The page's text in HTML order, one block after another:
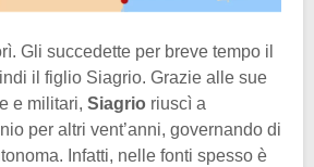
Gli succedette per breve tempo il
il figlio Siagrio. Grazie alle sue
e militari, Siagrio riuscì a
per altri vent’anni, governando di
Infatti, nelle fonti spesso è